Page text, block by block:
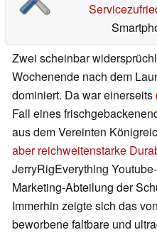
Zwei scheinbar
Wochenende nach dem
dominiert. Da war einerseits
Fall eines
aus dem Vereinten
aber reichweitenstarke
JerryRigEverything
Marketing-Abteilung der
Immerhin zeigte sich das
beworbene faltbare und